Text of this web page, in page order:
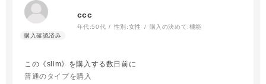
ccc
年代:50代 性別:女性 購入の決めて:機能
この《slim》を購入する数日前に
普通のタイプを購入